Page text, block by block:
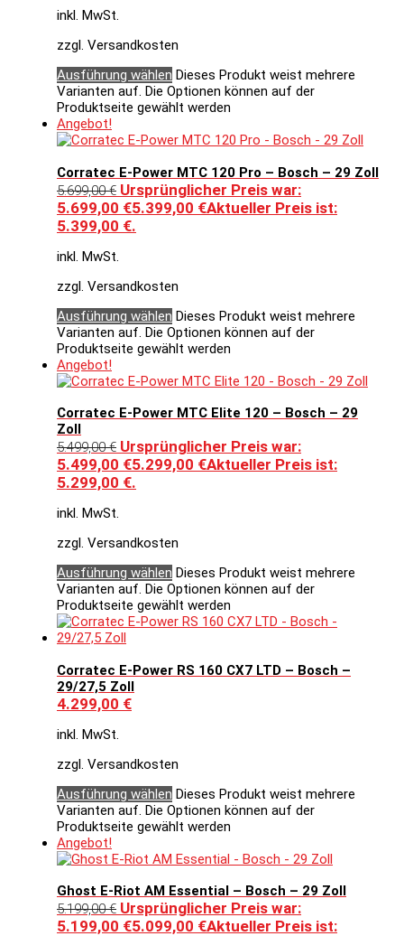
inkl. MwSt.
zzgl. Versandkosten
Ausführung wählen Dieses Produkt weist mehrere
Varianten auf. Die Optionen können auf der
Produktseite gewählt werden
Angebot!
Corratec E-Power MTC 120 Pro – Bosch – 29 Zoll
5.699,00€ Ursprünglicher Preis war:
5.699,00 €5.399,00 €Aktueller Preis ist:
5.399,00 €.
inkl. MwSt.
zzgl. Versandkosten
Ausführung wählen Dieses Produkt weist mehrere
Varianten auf. Die Optionen können auf der
Produktseite gewählt werden
Angebot!
Corratec E-Power MTC Elite 120 – Bosch – 29
Zoll
5.499,00€ Ursprünglicher Preis war:
5.499,00 €5.299,00 €Aktueller Preis ist:
5.299,00 €.
inkl. MwSt.
zzgl. Versandkosten
Ausführung wählen Dieses Produkt weist mehrere
Varianten auf. Die Optionen können auf der
Produktseite gewählt werden
Corratec E-Power RS 160 CX7 LTD – Bosch –
29/27,5 Zoll
4.299,00 €
inkl. MwSt.
zzgl. Versandkosten
Ausführung wählen Dieses Produkt weist mehrere
Varianten auf. Die Optionen können auf der
Produktseite gewählt werden
Angebot!
Ghost E-Riot AM Essential – Bosch – 29 Zoll
5.199,00€ Ursprünglicher Preis war:
5.199,00 €5.099,00 €Aktueller Preis ist: